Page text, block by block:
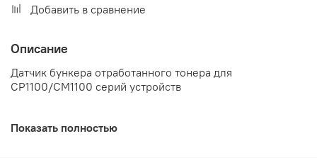
Добавить в сравнение
Описание
Датчик бункера отработанного тонера для
CP1100/CM1100 серий устройств
Показать полностью